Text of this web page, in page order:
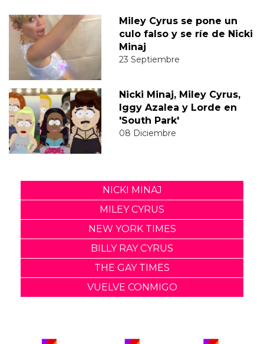
Miley Cyrus se pone un
culo falso y se ríe de Nicki
Minaj
23 Septiembre
Nicki Minaj, Miley Cyrus,
Iggy Azalea y Lorde en
'South Park'
08 Diciembre
NICKI MINAJ
MILEY CYRUS
NEW YORK TIMES
BILLY RAY CYRUS
THE GAY TIMES
VUELVE CONMIGO